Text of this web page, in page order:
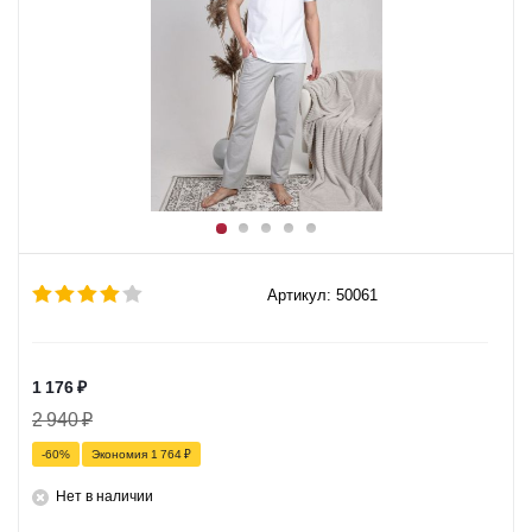
Артикул: 50061
1 176₽
2 940₽
-60% Экономия 1 764₽
Нет в наличии